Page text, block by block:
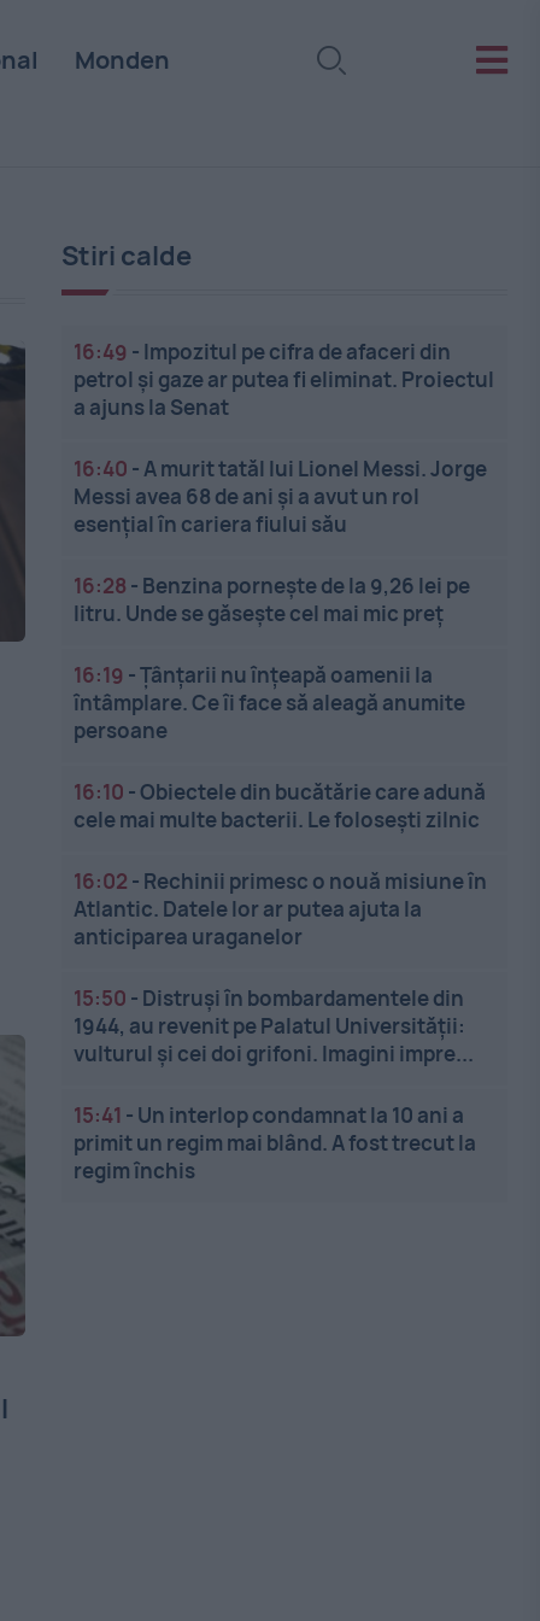
Monden
Stiri calde
16:49 - Impozitul pe cifra de afaceri din
petrol și gaze ar putea fi eliminat. Proiectul
a ajuns la Senat
16:40 -A murit tatăl lui Lionel Messi. Jorge
Messi avea 68 de ani și a avut un rol
esențial în cariera fiului său
16:28 - Benzina pornește de la 9,26 lei pe
litru. Unde se găsește cel mai mic preț
16:19 -Țânțarii nu înțeapă oamenii la
întâmplare. Ce îi face să aleagă anumite
persoane
16:10 -Obiectele din bucătărie care adună
cele mai multe bacterii. Le folosești zilnic
16:02 - Rechinii primesc o nouă misiune în
Atlantic. Datele lor ar putea ajuta la
anticiparea uraganelor
15:50 - Distruși în bombardamentele din
1944, au revenit pe Palatul Universității:
vulturul și cei doi grifoni. Imagini impre...
15:41 - Un interlop condamnat la 10 ani a
primit un regim mai blând. A fost trecut la
regim închis